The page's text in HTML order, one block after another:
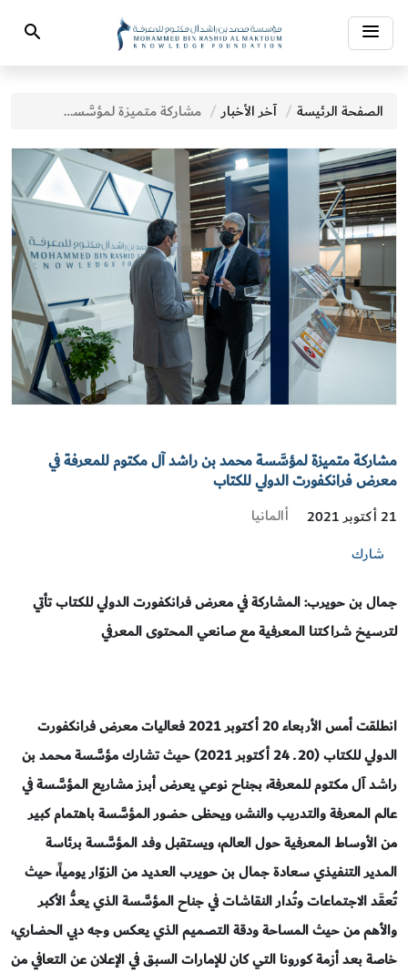
Toggle
navigation
Search
الصفحة الرئيسة آخر الأخبار مشاركة متميزة لمؤسَّسة محمد بن راشد آل مكتوم للمعرفة في معرض فرانكفورت الدولي للكتاب
مشاركة متميزة لمؤسَّسة محمد بن راشد آل مكتوم للمعرفة في
معرض فرانكفورت الدولي للكتاب
21 أكتوبر 2021
أالمانيا
شارك
جمال بن حويرب: المشاركة في معرض فرانكفورت الدولي للكتاب تأتي
لترسيخ شراكتنا المعرفية مع صانعي المحتوى المعرفي
انطلقت أمس الأربعاء 20 أكتوبر 2021 فعاليات معرض فرانكفورت
الدولي للكتاب (20 ـ 24 أكتوبر 2021) حيث تشارك مؤسَّسة محمد بن
راشد آل مكتوم للمعرفة، بجناح نوعي يعرض أبرز مشاريع المؤسَّسة في
عالم المعرفة والتدريب والنشر، ويحظى حضور المؤسَّسة باهتمام كبير
من الأوساط المعرفية حول العالم، ويستقبل وفد المؤسَّسة برئاسة
المدير التنفيذي سعادة جمال بن حويرب العديد من الزوّار يومياً، حيث
تُعقَد الاجتماعات وتُدار النقاشات في جناح المؤسَّسة الذي يعدُّ الأكبر
والأهم من حيث المساحة ودقة التصميم الذي يعكس وجه دبي الحضاري،
خاصة بعد أزمة كورونا التي كان للإمارات السبق في الإعلان عن التعافي من